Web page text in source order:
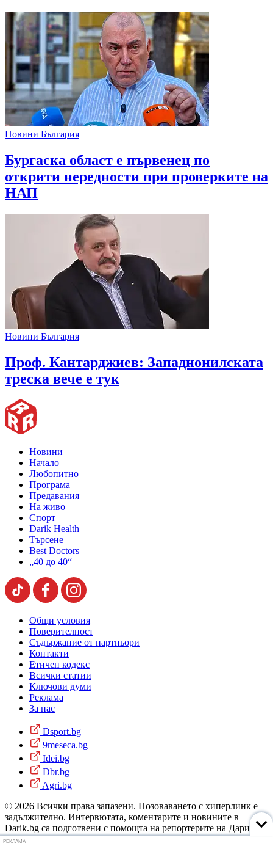
Новини България
Бургаска област е първенец по
открити нередности при проверките на
НАП
Новини България
Проф. Кантарджиев: Западнонилската
треска вече е тук
Новини
Начало
Любопитно
Програма
Предавания
На живо
Спорт
Darik Health
Търсене
Best Doctors
„40 до 40“
Общи условия
Поверителност
Съдържание от партньори
Контакти
Етичен кодекс
Всички статии
Ключови думи
Реклама
За нас
Dsport.bg
9meseca.bg
Idei.bg
Dbr.bg
Agri.bg
© 2026 Всички права запазени. Позоваването с хиперлинк е
задължително. Интервютата, коментарите и новините в
Darik.bg са подготвени с помощта на репортерите на Дарик
Радио и новинарските емисии на радиото. Снимки: Дарик
РЕКЛАМА